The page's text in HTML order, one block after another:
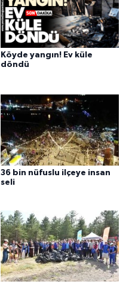
Köyde yangın! Ev küle
döndü
36 bin nüfuslu ilçeye insan
seli